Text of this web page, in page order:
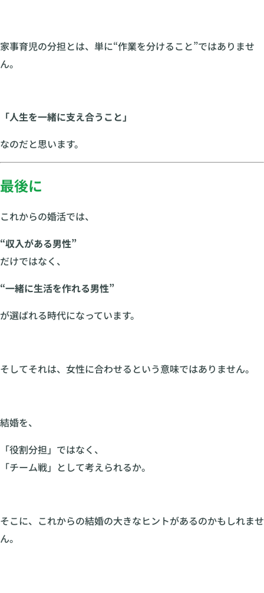
家事育児の分担とは、単に“作業を分けること”ではありませ
ん。
「人生を一緒に支え合うこと」
なのだと思います。
最後に
これからの婚活では、
“収入がある男性”
だけではなく、
“一緒に生活を作れる男性”
が選ばれる時代になっています。
そしてそれは、女性に合わせるという意味ではありません。
結婚を、
「役割分担」ではなく、
「チーム戦」として考えられるか。
そこに、これからの結婚の大きなヒントがあるのかもしれませ
ん。